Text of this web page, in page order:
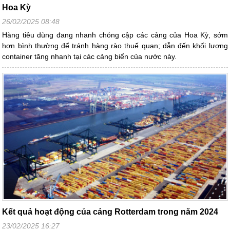
Hoa Kỳ
26/02/2025 08:48
Hàng tiêu dùng đang nhanh chóng cập các cảng của Hoa Kỳ, sớm
hơn bình thường để tránh hàng rào thuế quan; dẫn đến khối lượng
container tăng nhanh tại các cảng biển của nước này.
Kết quả hoạt động của cảng Rotterdam trong năm 2024
23/02/2025 16:27